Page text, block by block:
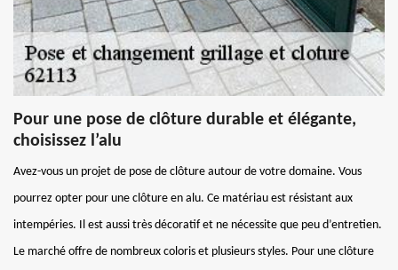
Pour une pose de clôture durable et élégante,
choisissez l’alu
Avez-vous un projet de pose de clôture autour de votre domaine. Vous
pourrez opter pour une clôture en alu. Ce matériau est résistant aux
intempéries. Il est aussi très décoratif et ne nécessite que peu d’entretien.
Le marché offre de nombreux coloris et plusieurs styles. Pour une clôture